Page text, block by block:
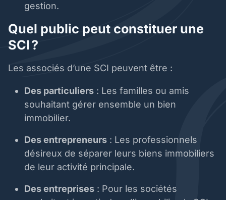
gestion.
Quel public peut constituer une
SCI ?
Les associés d’une SCI peuvent être :
Des particuliers : Les familles ou amis
souhaitant gérer ensemble un bien
immobilier.
Des entrepreneurs : Les professionnels
désireux de séparer leurs biens immobiliers
de leur activité principale.
Des entreprises : Pour les sociétés